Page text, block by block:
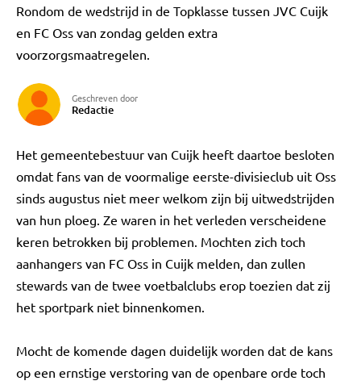
Rondom de wedstrijd in de Topklasse tussen JVC Cuijk
en FC Oss van zondag gelden extra
voorzorgsmaatregelen.
Geschreven door
Redactie
Het gemeentebestuur van Cuijk heeft daartoe besloten
omdat fans van de voormalige eerste-divisieclub uit Oss
sinds augustus niet meer welkom zijn bij uitwedstrijden
van hun ploeg. Ze waren in het verleden verscheidene
keren betrokken bij problemen. Mochten zich toch
aanhangers van FC Oss in Cuijk melden, dan zullen
stewards van de twee voetbalclubs erop toezien dat zij
het sportpark niet binnenkomen.
Mocht de komende dagen duidelijk worden dat de kans
op een ernstige verstoring van de openbare orde toch